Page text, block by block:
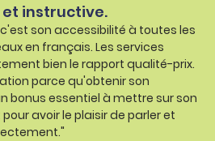
instructive.
son accessibilité à toutes les
en français. Les services
bien le rapport qualité-prix.
parce qu'obtenir son
bonus essentiel à mettre sur son
avoir le plaisir de parler et